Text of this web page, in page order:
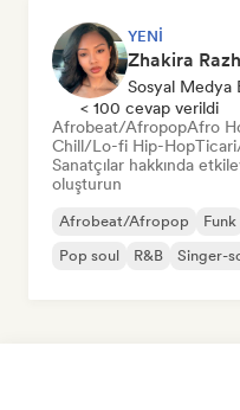
YENI
Zhakira
Sosyal Medya
< 100 cevap verildi
Afrobeat/AfropopAfro
Chill/Lo-fi Hip-Hop
Sanatçılar hakkında
oluşturun
Afrobeat/Afropop Funk
Pop soul
R&B Singer-